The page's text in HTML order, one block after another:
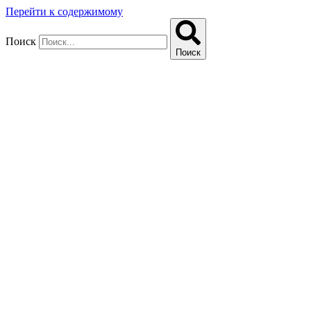
Перейти к содержимому
Поиск
Поиск